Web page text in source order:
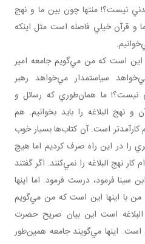
نيست؟! منتها چون بين ما و نهج
و قرآن خيلي فاصله است مثل اينکه
است که من مي‌گويم جامعه امير
سياستمدار مي‌خواهد رهبر
نيست؟! ما همان‌طوري که رسائل و
و نهج البلاغه را بايد بخوانيم. هم
است. آن کتاب‌ها بسيار خوب
را در اين راه صرف کرديم اما هيچ
نهج البلاغه را نمي‌کنند. اگر گفتند
سينا فرمود، درست فرمود. اما اينها
با اينها اين است که من مي‌گويم
است اين بيان صريح حضرت
اينها مي‌گويند جامعه همين‌طور